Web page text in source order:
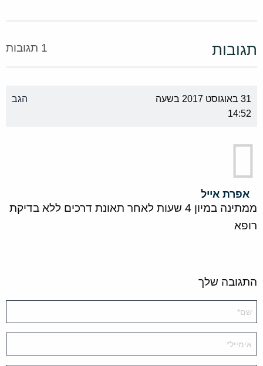
תגובות 1 תגובות
31 באוגוסט 2017 בשעה
14:52
הגב
אפרת אייל
ממתינה במיון 4 שעות לאחר תאונת דרכים ללא בדיקת
רופא
התגובה שלך